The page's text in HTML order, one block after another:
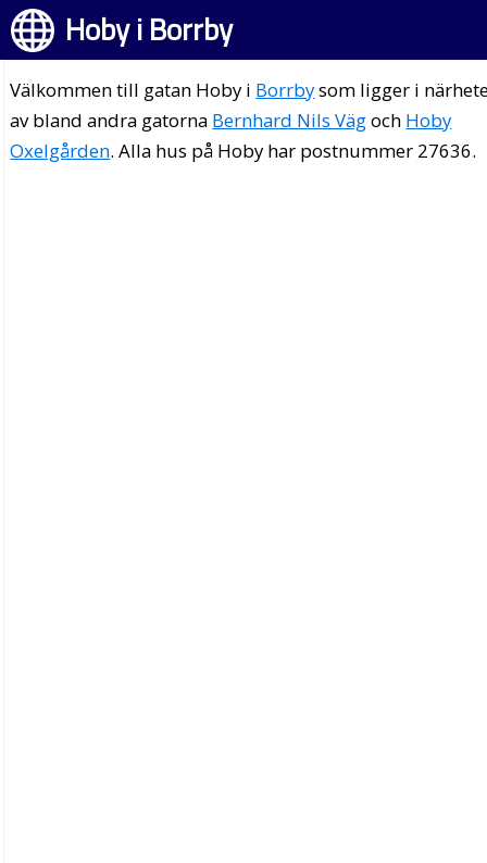
Hoby i Borrby
Välkommen till gatan Hoby i Borrbysom ligger i
av bland andra gatorna Bernhard Nils Vägoch Hoby
Oxelgården. Alla hus på Hoby har postnummer 27636.